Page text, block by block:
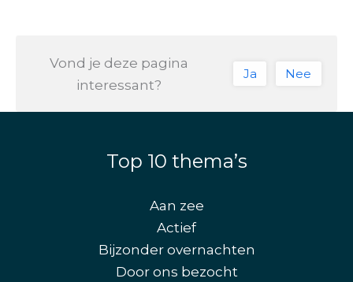
Vond je deze pagina
interessant?
Ja Nee
Top 10 thema’s
Aan zee
Actief
Bijzonder overnachten
Door ons bezocht